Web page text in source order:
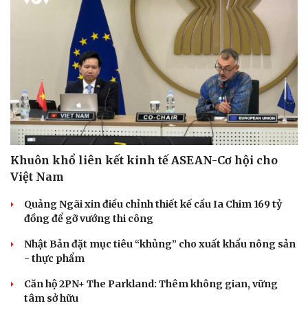
Khuôn khổ liên kết kinh tế ASEAN-Cơ hội cho
Việt Nam
Quảng Ngãi xin điều chỉnh thiết kế cầu Ia Chim 169 tỷ
đồng để gỡ vướng thi công
Nhật Bản đặt mục tiêu “khủng” cho xuất khẩu nông sản
- thực phẩm
Căn hộ 2PN+ The Parkland: Thêm không gian, vững
tâm sở hữu